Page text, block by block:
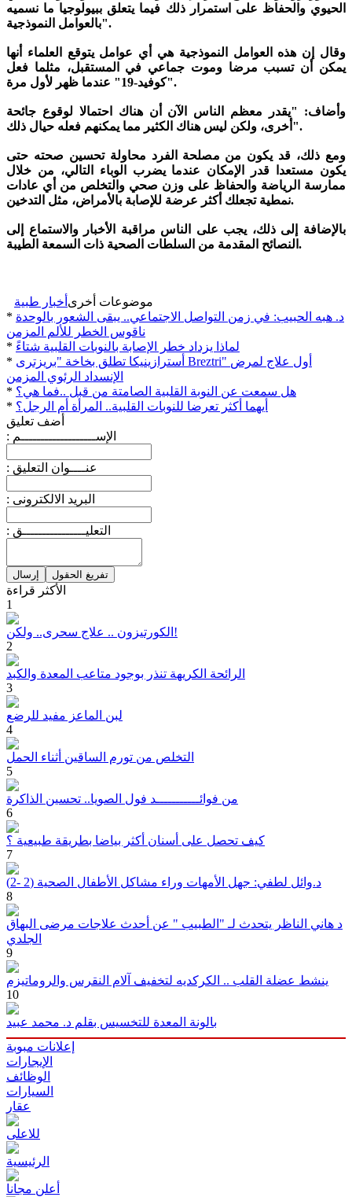
الحيوي والحفاظ على استمرار ذلك فيما يتعلق ببيولوجيا ما نسميه
بالعوامل النموذجية".
وقال إن هذه العوامل النموذجية هي أي عوامل يتوقع العلماء أنها
يمكن أن تسبب مرضا وموت جماعي في المستقبل، مثلما فعل
"كوفيد-19" عندما ظهر لأول مرة.
وأضاف: "يقدر معظم الناس الآن أن هناك احتمالا لوقوع جائحة
أخرى، ولكن ليس هناك الكثير مما يمكنهم فعله حيال ذلك".
ومع ذلك، قد يكون من مصلحة الفرد محاولة تحسين صحته حتى
يكون مستعدا قدر الإمكان عندما يضرب الوباء التالي، من خلال
ممارسة الرياضة والحفاظ على وزن صحي والتخلص من أي عادات
نمطية تجعلك أكثر عرضة للإصابة بالأمراض، مثل التدخين.
بالإضافة إلى ذلك، يجب على الناس مراقبة الأخبار والاستماع إلى
النصائح المقدمة من السلطات الصحية ذات السمعة الطيبة.
موضوعات أخرى أخبار طبية
* د. هبه الحبيب: في زمن التواصل الاجتماعي.. يبقى الشعور بالوحدة
ناقوس الخطر للألم المزمن
* لماذا يزداد خطر الإصابة بالنوبات القلبية شتاءً
* أسترازينيكا تطلق بخاخة "بریزترى Breztri" أول علاج لمرض
الإنسداد الرئوي المزمن
* هل سمعت عن النوبة القلبية الصامتة من قبل ..فما هي؟
* أيهما أكثر تعرضا للنوبات القلبية.. المرأة أم الرجل؟
أضف تعليق
: الإســـــــــــــــــــم
: عنــــوان التعليق
: البريد الالكترونى
: التعليــــــــــــــــق
الأكثر قراءة
1
الكورتيزون .. علاج سحرى.. ولكن!
2
الرائحة الكريهة تنذر بوجود متاعب المعدة والكبد
3
لبن الماعز مفيد للرضع
4
التخلص من تورم الساقين أثناء الحمل
5
من فوائـــــــــــد فول الصويا.. تحسين الذاكرة
6
كيف تحصل على أسنان أكثر بياضا بطريقة طبيعية ؟
7
د.وائل لطفي: جهل الأمهات وراء مشاكل الأطفال الصحية (2 -2)
8
د هاني الناظر يتحدث لـ "الطبيب " عن أحدث علاجات مرضى البهاق
الجلدي
9
ينشط عضلة القلب .. الكركديه لتخفيف آلام النقرس والروماتيزم
10
بالونة المعدة للتخسيس بقلم د. محمد عبيد
إعلانات مبوبة
الإيجارات
الوظائف
السيارات
عقار
للاعلى
الرئيسية
أعلن مجانا